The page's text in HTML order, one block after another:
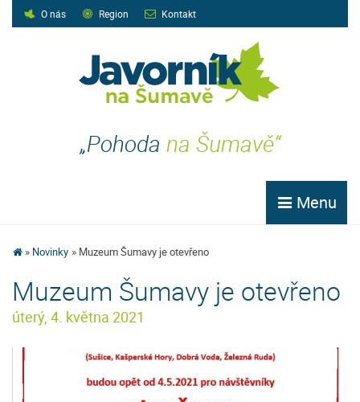
O nás Region Kontakt
„Pohoda na Šumavě“
Menu
Novinky Muzeum Šumavy je otevřeno
Muzeum Šumavy je otevřeno
úterý, 4. května 2021